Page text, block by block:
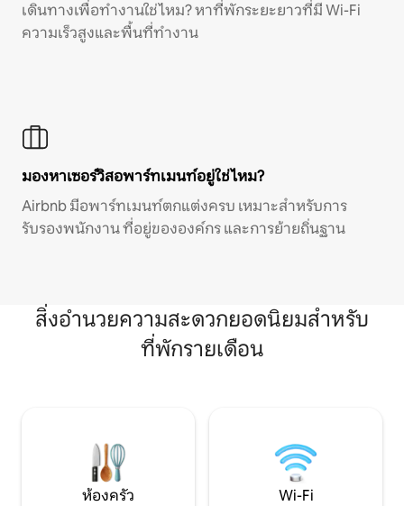
เดินทางเพื่อทำงานใช่ไหม? หาที่พักระยะยาวที่มี Wi-Fi
ความเร็วสูงและพื้นที่ทำงาน
มองหาเซอร์วิสอพาร์ทเมนท์อยู่ใช่ไหม?
Airbnb มีอพาร์ทเมนท์ตกแต่งครบ เหมาะสำหรับการ
รับรองพนักงาน ที่อยู่ขององค์กร และการย้ายถิ่นฐาน
สิ่งอำนวยความสะดวกยอดนิยมสำหรับ
ที่พักรายเดือน
ห้องครัว Wi-Fi